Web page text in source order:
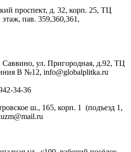
проспект, д. 32, корп. 25, ТЦ
пав. 359,360,361,
ул. Пригородная, д.92, ТЦ
В №12, info@globalplitka.ru
34-36
ш., 165, корп. 1 (подъезд 1,